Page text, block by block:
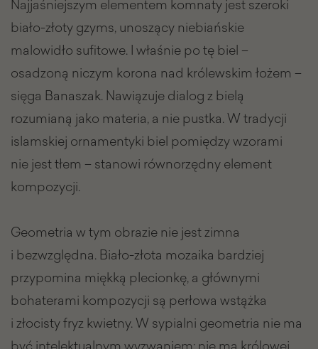
Najjaśniejszym elementem komnaty jest szeroki
biało-złoty gzyms, unoszący niebiańskie
malowidło sufitowe. I właśnie po tę biel –
osadzoną niczym korona nad królewskim łożem –
sięga Banaszak. Nawiązuje dialog z bielą
rozumianą jako materia, a nie pustka. W tradycji
islamskiej ornamentyki biel pomiędzy wzorami
nie jest tłem – stanowi równorzędny element
kompozycji.
Geometria w tym obrazie nie jest zimna
i bezwzględna. Biało-złota mozaika bardziej
przypomina miękką plecionkę, a głównymi
bohaterami kompozycji są perłowa wstążka
i złocisty fryz kwietny. W sypialni geometria nie ma
być intelektualnym wyzwaniem; nie ma królowej